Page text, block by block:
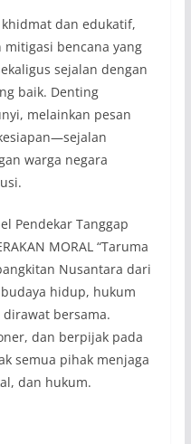
dan edukatif,
bencana yang
sejalan dengan
baik. Denting
melainkan pesan
warga negara
Pendekar Tanggap
MORAL “Taruma
Nusantara dari
hidup, hukum
bersama.
dan berpijak pada
semua pihak menjaga
dan hukum.